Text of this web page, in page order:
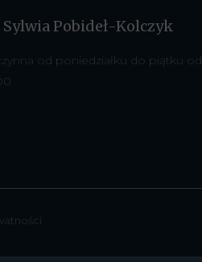
Pobideł-Kolczyk
od poniedziałku do piątku od